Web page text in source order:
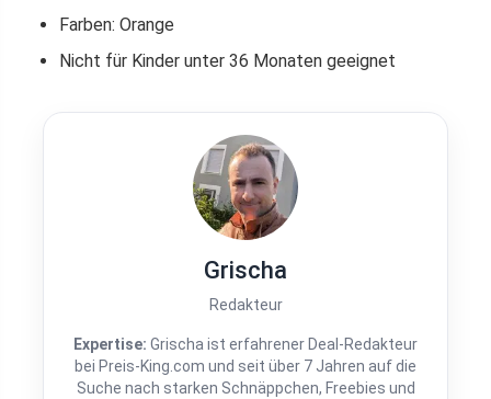
Farben: Orange
Nicht für Kinder unter 36 Monaten geeignet
Grischa
Redakteur
Expertise: Grischa ist erfahrener Deal-Redakteur
bei Preis-King.com und seit über 7 Jahren auf die
Suche nach starken Schnäppchen, Freebies und